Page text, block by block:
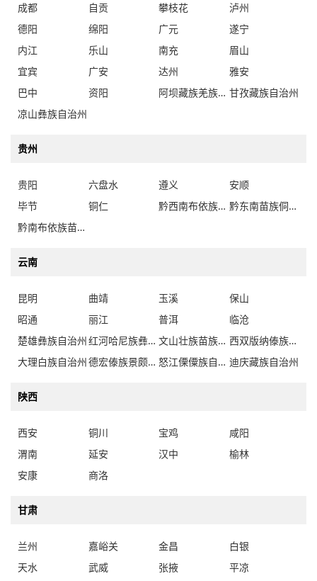
成都 自贡 攀枝花
泸州
德阳
绵阳 广元
遂宁
内江
乐山 南充
眉山
宜宾
广安 达州
雅安
巴中
资阳 阿坝藏族羌族自治州 甘孜藏族自治州
凉山彝族自治州
贵州
贵阳 六盘水 遵义
安顺
毕节
铜仁 黔西南布依族苗族自治州
黔东南苗族侗族自治州
黔南布依族苗族自治州
云南
昆明 曲靖 玉溪
保山
昭通
丽江 普洱
临沧
楚雄彝族自治州
红河哈尼族彝族自治州 文山壮族苗族自治州
西双版纳傣族自治州
大理白族自治州
德宏傣族景颇族自治州 怒江傈僳族自治州 迪庆藏族自治州
陕西
西安 铜川 宝鸡
咸阳
渭南
延安 汉中
榆林
安康
商洛
甘肃
兰州 嘉峪关 金昌
白银
天水
武威 张掖
平凉